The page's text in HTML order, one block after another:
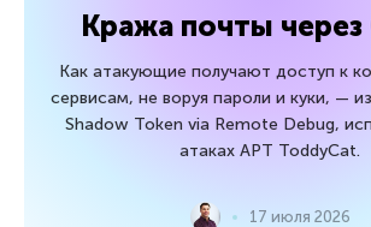
Кража почты через
Как атакующие получают доступ к
сервисам, не воруя пароли и куки, —
Shadow Token via Remote Debug,
атаках APT ToddyCat.
17 июля 2026